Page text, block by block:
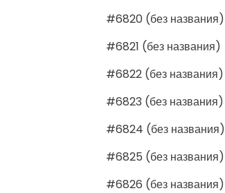
#6820 (без названия)
#6821 (без названия)
#6822 (без названия)
#6823 (без названия)
#6824 (без названия)
#6825 (без названия)
#6826 (без названия)